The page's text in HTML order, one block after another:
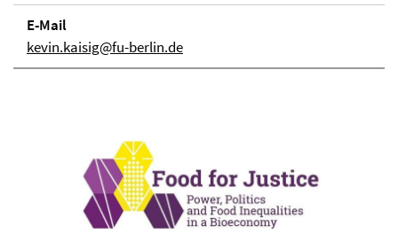
E-Mail
kevin.kaisig@fu-berlin.de